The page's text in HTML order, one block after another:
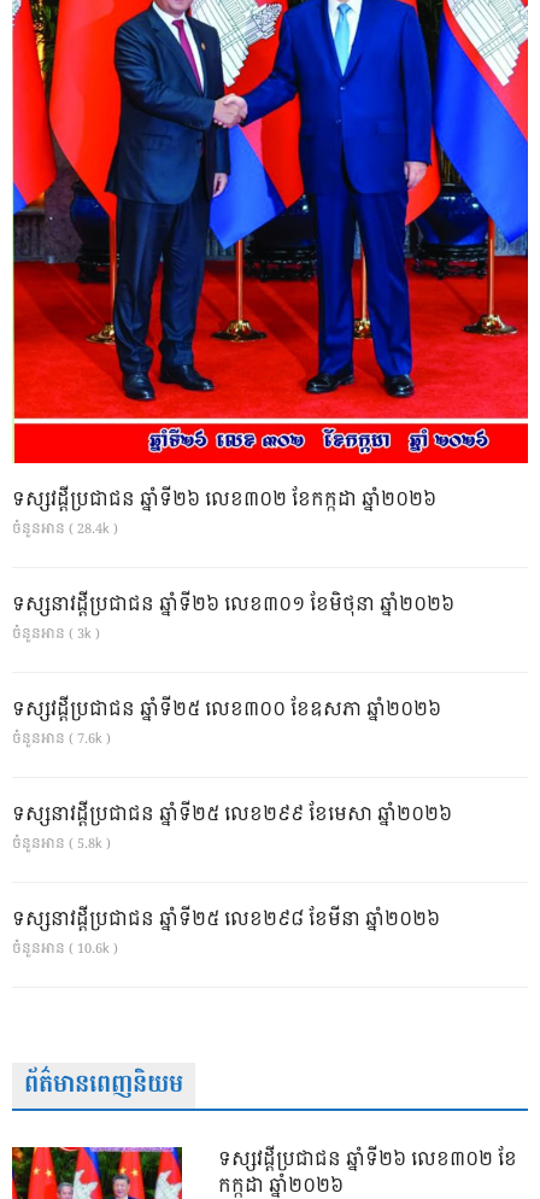
ទស្សវដ្តីប្រជាជន ឆ្នាំទី២៦ លេខ៣០២ ខែកក្កដា ឆ្នាំ២០២៦
ចំនួនអាន ( 28.4k )
ទស្សនាវដ្ដីប្រជាជន ឆ្នាំទី២៦ លេខ៣០១ ខែមិថុនា ឆ្នាំ២០២៦
ចំនួនអាន ( 3k )
ទស្សវដ្តីប្រជាជន ឆ្នាំទី២៥ លេខ៣០០ ខែឧសភា ឆ្នាំ២០២៦
ចំនួនអាន ( 7.6k )
ទស្សនាវដ្ដីប្រជាជន ឆ្នាំទី២៥ លេខ២៩៩ ខែមេសា ឆ្នាំ២០២៦
ចំនួនអាន ( 5.8k )
ទស្សនាវដ្ដីប្រជាជន ឆ្នាំទី២៥ លេខ២៩៨ ខែមីនា ឆ្នាំ២០២៦
ចំនួនអាន ( 10.6k )
ព័ត៌មានពេញនិយម
ទស្សវដ្តីប្រជាជន ឆ្នាំទី២៦ លេខ៣០២ ខែ
កក្កដា ឆ្នាំ២០២៦